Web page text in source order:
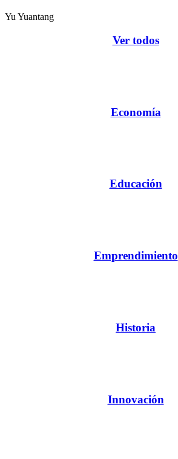
Yu Yuantang
Ver todos
Economía
Educación
Emprendimiento
Historia
Innovación